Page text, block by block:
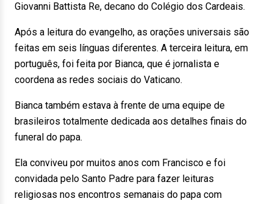
Giovanni Battista Re, decano do Colégio dos Cardeais.
Após a leitura do evangelho, as orações universais são
feitas em seis línguas diferentes. A terceira leitura, em
português, foi feita por Bianca, que é jornalista e
coordena as redes sociais do Vaticano.
Bianca também estava à frente de uma equipe de
brasileiros totalmente dedicada aos detalhes finais do
funeral do papa.
Ela conviveu por muitos anos com Francisco e foi
convidada pelo Santo Padre para fazer leituras
religiosas nos encontros semanais do papa com